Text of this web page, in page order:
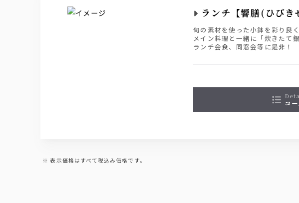
ランチ【響膳(ひび
旬の素材を使った小鉢を彩り良
メイン料理と一緒に「炊きたて
ランチ会食、同窓会等に是非！
コ
表示価格はすべて税込み価格です。